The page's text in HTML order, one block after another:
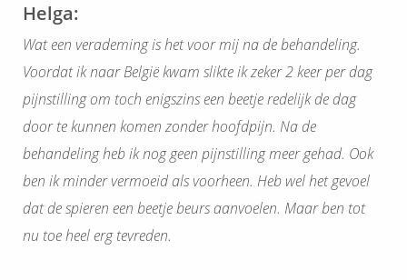
Helga:
Wat een verademing is het voor mij na de behandeling.
Voordat ik naar België kwam slikte ik zeker 2 keer per dag
pijnstilling om toch enigszins een beetje redelijk de dag
door te kunnen komen zonder hoofdpijn. Na de
behandeling heb ik nog geen pijnstilling meer gehad. Ook
ben ik minder vermoeid als voorheen. Heb wel het gevoel
dat de spieren een beetje beurs aanvoelen. Maar ben tot
nu toe heel erg tevreden.